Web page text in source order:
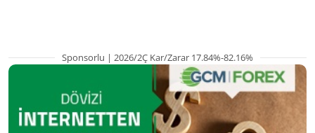
Sponsorlu | 2026/2Ç Kar/Zarar 17.84%-82.16%